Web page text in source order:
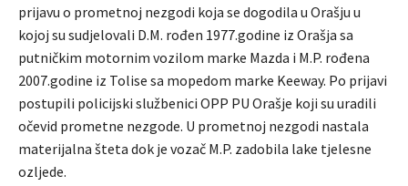
prijavu o prometnoj nezgodi koja se dogodila u Orašju u
kojoj su sudjelovali D.M. rođen 1977.godine iz Orašja sa
putničkim motornim vozilom marke Mazda i M.P. rođena
2007.godine iz Tolise sa mopedom marke Keeway. Po prijavi
postupili policijski službenici OPP PU Orašje koji su uradili
očevid prometne nezgode. U prometnoj nezgodi nastala
materijalna šteta dok je vozač M.P. zadobila lake tjelesne
ozljede.